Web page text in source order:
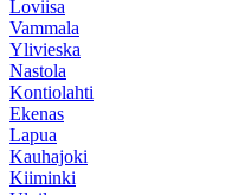
Loviisa
Vammala
Ylivieska
Nastola
Kontiolahti
Ekenas
Lapua
Kauhajoki
Kiiminki